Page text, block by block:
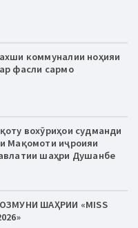
коммуналии ноҳияи
фасли сармо
вохӯриҳои судманди
Мақомоти иҷроияи
шаҳри Душанбе
ШАҲРИИ «MISS